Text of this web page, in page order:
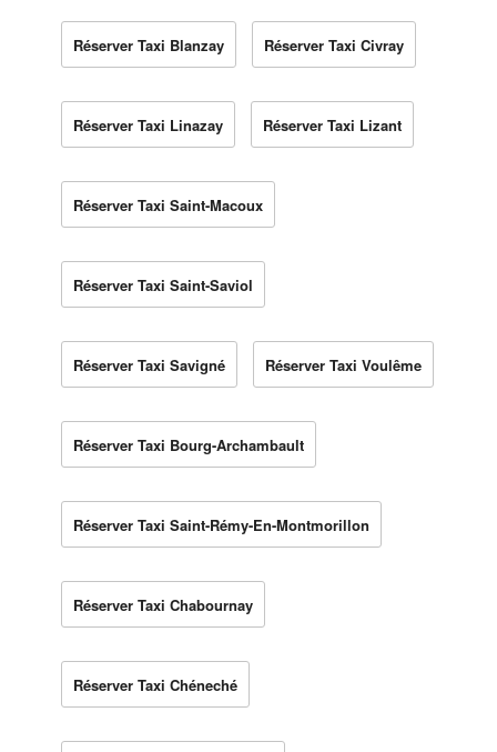
Réserver Taxi Blanzay Réserver Taxi Civray
Réserver Taxi Linazay Réserver Taxi Lizant
Réserver Taxi Saint-Macoux
Réserver Taxi Saint-Saviol
Réserver Taxi Savigné Réserver Taxi Voulême
Réserver Taxi Bourg-Archambault
Réserver Taxi Saint-Rémy-En-Montmorillon
Réserver Taxi Chabournay
Réserver Taxi Chéneché